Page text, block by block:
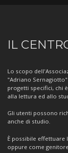
sul
Centro
IL
Lo scopo
"Adriano
progetti specifici, chi
alla lettura ed allo
Gli utenti possono
anche di studio.
È possibile
oppure come